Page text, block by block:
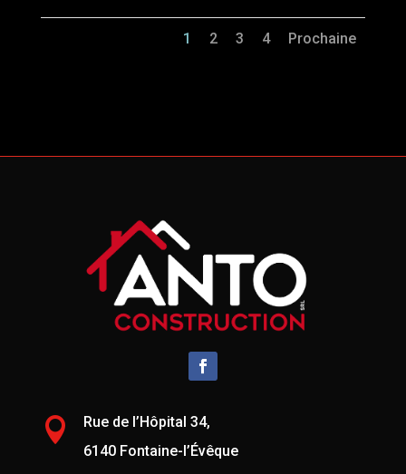
1 2 3 4 Prochaine

Rue de l’Hôpital 34,
6140 Fontaine-l’Évêque